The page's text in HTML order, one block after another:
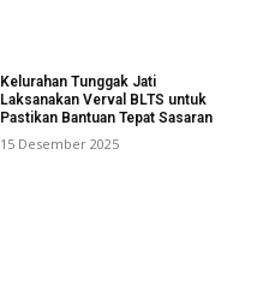
Kelurahan Tunggak Jati
Laksanakan Verval BLTS untuk
Pastikan Bantuan Tepat Sasaran
15 Desember 2025